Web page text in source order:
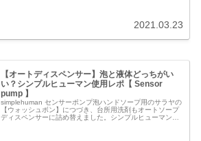
2021.03.23
【オートディスペンサー】泡と液体どっちがい
い？シンプルヒューマン使用レポ【 Sensor
pump 】
simplehuman センサーポンプ泡ハンドソープ用のサラヤの
【ウォッシュボン】につづき、台所用洗剤もオートソープ
ディスペンサーに詰め替えました。シンプルヒューマンの